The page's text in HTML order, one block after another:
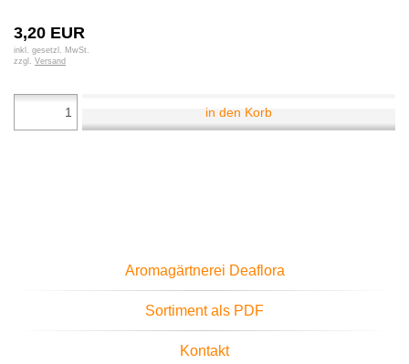
3,20 EUR
inkl. gesetzl. MwSt.
zzgl. Versand
in den Korb
Aromagärtnerei Deaflora
Sortiment als PDF
Kontakt